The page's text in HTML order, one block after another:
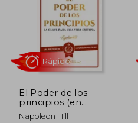
El Poder de los
principios (en
Español neutro)
Napoleon Hill